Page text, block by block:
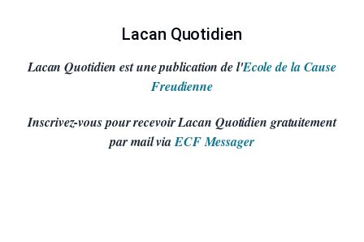
Lacan Quotidien
Lacan Quotidien est une publication de l'Ecole de la Cause
Freudienne
Inscrivez-vous pour recevoir Lacan Quotidien gratuitement
par mail viaECF Messager